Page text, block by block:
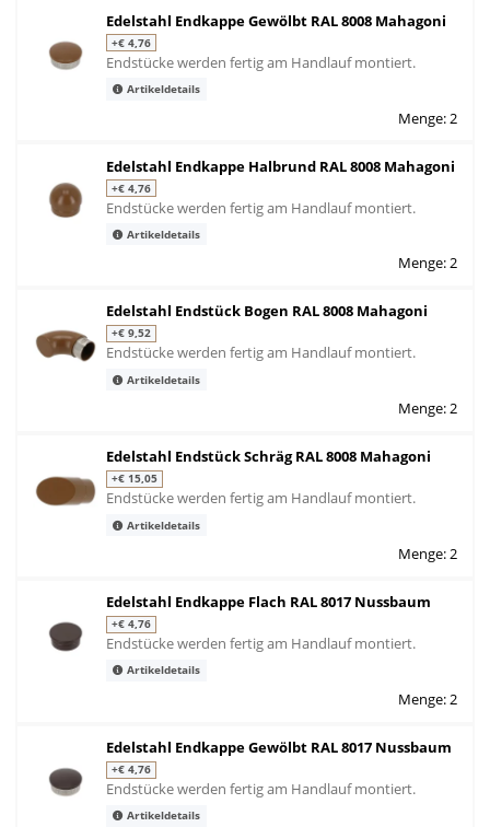
Edelstahl Endkappe Gewölbt RAL 8008 Mahagoni
+€ 4,76
Endstücke werden fertig am Handlauf montiert.
Artikeldetails
Menge: 2
Edelstahl Endkappe Halbrund RAL 8008 Mahagoni
+€ 4,76
Endstücke werden fertig am Handlauf montiert.
Artikeldetails
Menge: 2
Edelstahl Endstück Bogen RAL 8008 Mahagoni
+€ 9,52
Endstücke werden fertig am Handlauf montiert.
Artikeldetails
Menge: 2
Edelstahl Endstück Schräg RAL 8008 Mahagoni
+€ 15,05
Endstücke werden fertig am Handlauf montiert.
Artikeldetails
Menge: 2
Edelstahl Endkappe Flach RAL 8017 Nussbaum
+€ 4,76
Endstücke werden fertig am Handlauf montiert.
Artikeldetails
Menge: 2
Edelstahl Endkappe Gewölbt RAL 8017 Nussbaum
+€ 4,76
Endstücke werden fertig am Handlauf montiert.
Artikeldetails